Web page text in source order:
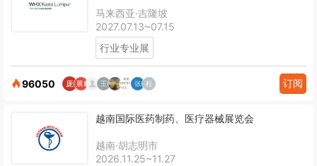
马来西亚·吉隆坡
2027.07.13~07.15
行业专业展
96050 订阅
越南国际医药制药、医疗器械展览会
越南·胡志明市
2026.11.25~11.27